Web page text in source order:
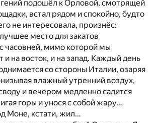
подошёл к Орловой, смотрящей
встал рядом и спокойно, будто
не интересовала, произнёс:
место для закатов
часовней, мимо которой мы
и на восток, и на запад. Каждый день
со стороны Италии, озаряя
влажный утренний воздух,
и вечером медленно садится
горы и унося с собой жару…
Моне, кстати, жил…